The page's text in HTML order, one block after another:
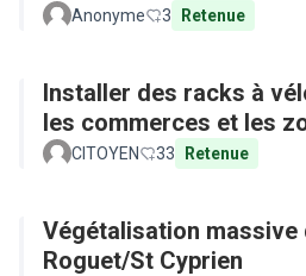
Anonyme 3 Retenue
Installer des racks à
les commerces et les
CITOYEN 33 Retenue
Végétalisation massive
Roguet/St Cyprien